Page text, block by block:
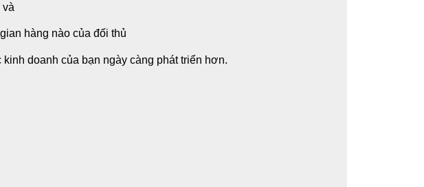
và
hàng nào của đối thủ
doanh của bạn ngày càng phát triển hơn.